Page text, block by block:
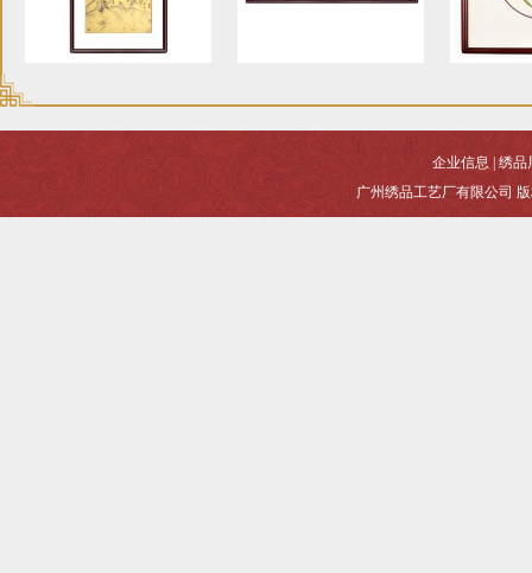
企业信息
绣品
广州绣品工艺厂有限公司